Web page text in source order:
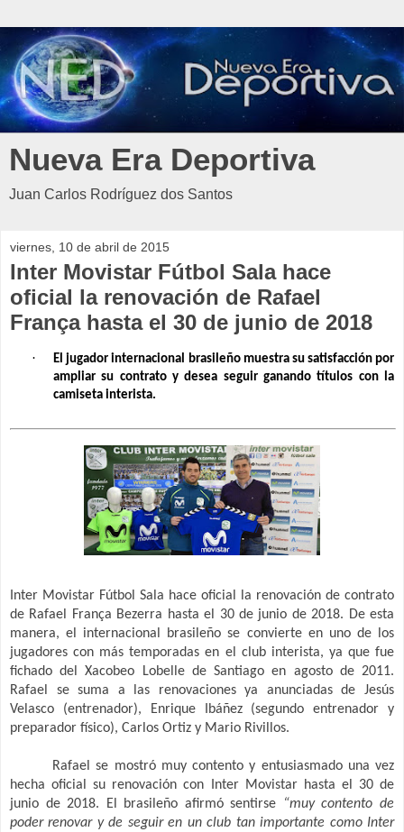
Nueva Era Deportiva
Juan Carlos Rodríguez dos Santos
viernes, 10 de abril de 2015
Inter Movistar Fútbol Sala hace
oficial la renovación de Rafael
França hasta el 30 de junio de 2018
·
El jugador internacional brasileño muestra su satisfacción por
ampliar su contrato y desea seguir ganando títulos con la
camiseta interista.
Inter Movistar Fútbol Sala hace oficial la renovación de contrato
de Rafael França Bezerra hasta el 30 de junio de 2018. De esta
manera, el internacional brasileño se convierte en uno de los
jugadores con más temporadas en el club interista, ya que fue
fichado del Xacobeo Lobelle de Santiago en agosto de 2011.
Rafael se suma a las renovaciones ya anunciadas de Jesús
Velasco (entrenador), Enrique Ibáñez (segundo entrenador y
preparador físico), Carlos Ortiz y Mario Rivillos.
Rafael se mostró muy contento y entusiasmado una vez
hecha oficial su renovación con Inter Movistar hasta el 30 de
junio de 2018. El brasileño afirmó sentirse
“muy contento de
poder renovar y de seguir en un club tan importante como Inter